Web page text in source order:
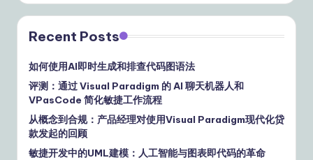
Recent Posts
如何使用AI即时生成和排查代码图语法
评测：通过 Visual Paradigm 的 AI 聊天机器人和
VPasCode 简化敏捷工作流程
从概念到合规：产品经理对使用Visual Paradigm现代化贷
款发起的回顾
敏捷开发中的UML建模：人工智能与图表即代码的革命